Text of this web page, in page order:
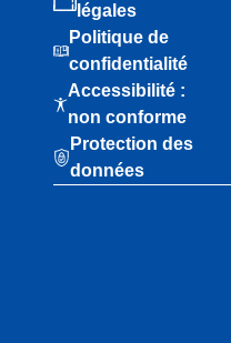
légales
Politique de
confidentialité
Accessibilité :
non conforme
Protection des
données